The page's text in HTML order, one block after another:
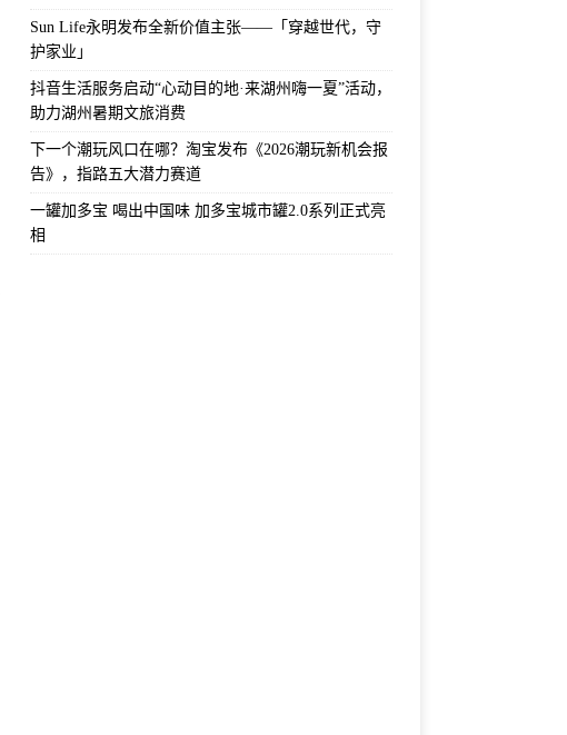
Sun Life永明发布全新价值主张——「穿越世代，守
护家业」
抖音生活服务启动“心动目的地·来湖州嗨一夏”活动，
助力湖州暑期文旅消费
下一个潮玩风口在哪？淘宝发布《2026潮玩新机会报
告》，指路五大潜力赛道
一罐加多宝 喝出中国味 加多宝城市罐2.0系列正式亮
相